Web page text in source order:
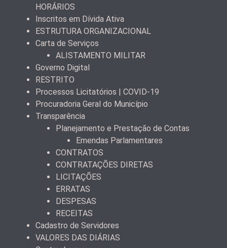
HORÁRIOS
Inscritos em Dívida Ativa
ESTRUTURA ORGANIZACIONAL
Carta de Serviços
ALISTAMENTO MILITAR
Governo Digital
RESTRITO
Processos Licitatórios | COVID-19
Procuradoria Geral do Município
Transparência
Planejamento e Prestação de Contas
Emendas Parlamentares
CONTRATOS
CONTRATAÇÕES DIRETAS
LICITAÇÕES
ERRATAS
DESPESAS
RECEITAS
Cadastro de Servidores
VALORES DAS DIÁRIAS